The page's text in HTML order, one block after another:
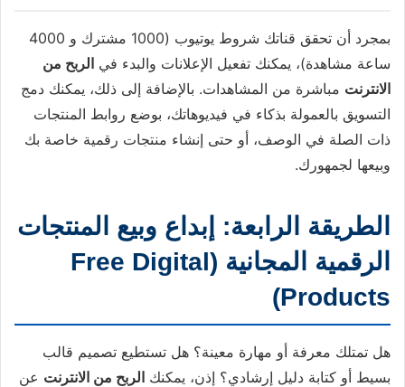
بمجرد أن تحقق قناتك شروط يوتيوب (1000 مشترك و 4000
ساعة مشاهدة)، يمكنك تفعيل الإعلانات والبدء في الربح من
الانترنت مباشرة من المشاهدات. بالإضافة إلى ذلك، يمكنك دمج
التسويق بالعمولة بذكاء في فيديوهاتك، بوضع روابط المنتجات
ذات الصلة في الوصف، أو حتى إنشاء منتجات رقمية خاصة بك
وبيعها لجمهورك.
الطريقة الرابعة: إبداع وبيع المنتجات
الرقمية المجانية (Free Digital
Products)
هل تمتلك معرفة أو مهارة معينة؟ هل تستطيع تصميم قالب
بسيط أو كتابة دليل إرشادي؟ إذن، يمكنك الربح من الانترنت عن